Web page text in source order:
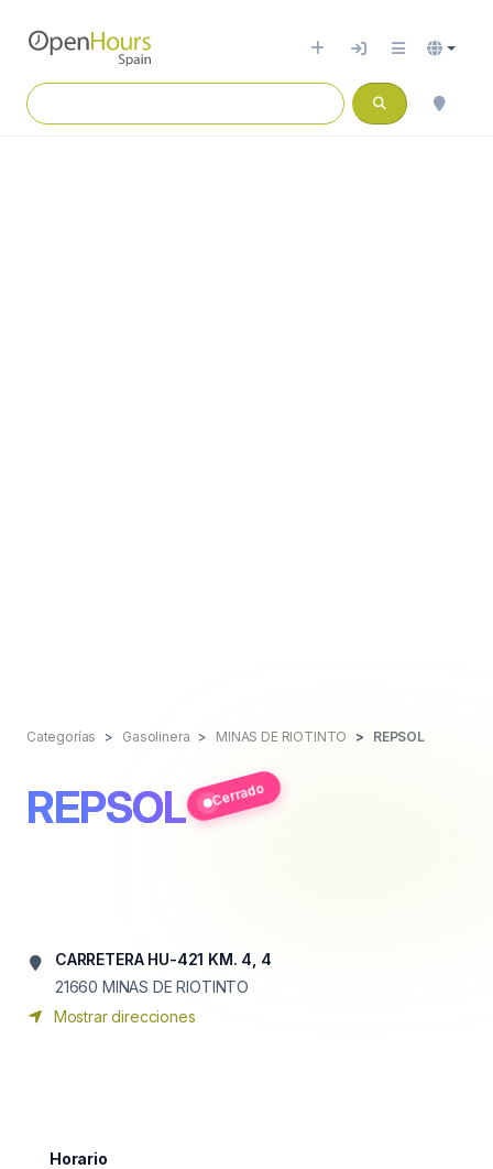
Categorías Gasolinera MINAS DE RIOTINTO REPSOL
REPSOL Cerrado
CARRETERA HU-421 KM. 4, 4
21660 MINAS DE RIOTINTO
Mostrar direcciones
Horario